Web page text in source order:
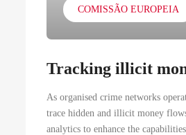
COMISSÃO EUROPEIA
Tracking illicit
As organised crime networks
trace hidden and illicit money
analytics to enhance the